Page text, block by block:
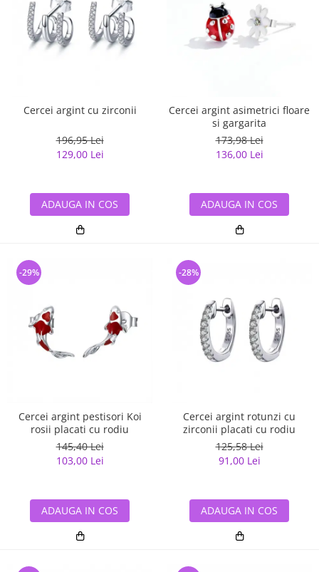
Cercei argint cu zirconii
196,95 Lei
129,00 Lei
ADAUGA IN COS
Cercei argint asimetrici floare
si gargarita
173,98 Lei
136,00 Lei
ADAUGA IN COS
Cercei argint pestisori Koi
rosii placati cu rodiu
145,40 Lei
103,00 Lei
-29%
ADAUGA IN COS
Cercei argint rotunzi cu
zirconii placati cu rodiu
125,58 Lei
91,00 Lei
-28%
ADAUGA IN COS